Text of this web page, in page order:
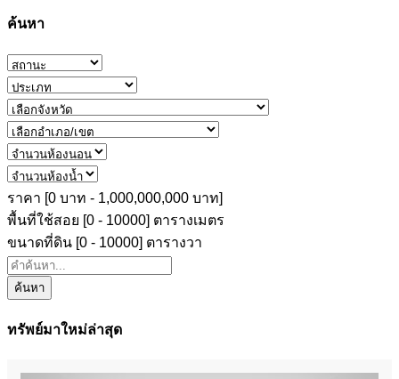
ค้นหา
ราคา [0 บาท - 1,000,000,000 บาท]
พื้นที่ใช้สอย [0 - 10000] ตารางเมตร
ขนาดที่ดิน [0 - 10000] ตารางวา
ค้นหา
ทรัพย์มาใหม่ล่าสุด